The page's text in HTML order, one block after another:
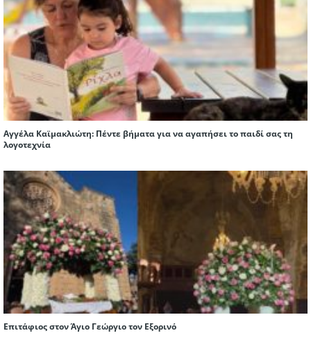
Αγγέλα Καϊμακλιώτη: Πέντε βήματα για να αγαπήσει το παιδί σας τη
λογοτεχνία
Επιτάφιος στον Άγιο Γεώργιο τον Εξορινό